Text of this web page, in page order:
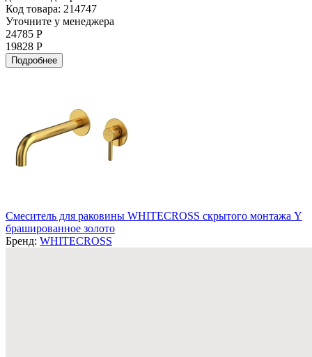
Код товара: 214747
Уточните у менеджера
24785 Р
19828 Р
Подробнее
Смеситель для раковины WHITECROSS скрытого монтажа Y
брашированное золото
Бренд: WHITECROSS